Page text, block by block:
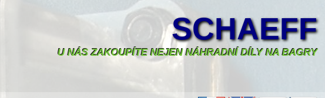
SCHAEFF
U NÁS ZAKOUPÍTE NEJEN NÁHRADNÍ DÍLY NA BAGRY